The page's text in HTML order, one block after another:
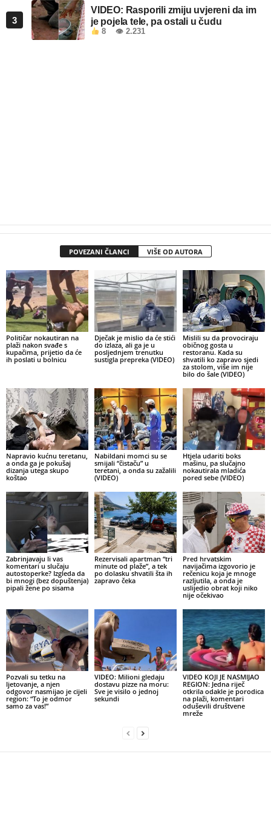
3
VIDEO: Rasporili zmiju uvjereni da im
je pojela tele, pa ostali u čudu
8 👁 2.231
POVEZANI ČLANCI VIŠE OD AUTORA
Političar nokautiran na
plaži nakon svađe s
kupačima, prijetio da će
ih poslati u bolnicu
Dječak je mislio da će stići
do izlaza, ali ga je u
posljednjem trenutku
sustigla prepreka (VIDEO)
Mislili su da provociraju
običnog gosta u
restoranu. Kada su
shvatili ko zapravo sjedi
za stolom, više im nije
bilo do šale (VIDEO)
Napravio kućnu teretanu,
a onda ga je pokušaj
dizanja utega skupo
koštao
Nabildani momci su se
smijali “čistaču” u
teretani, a onda su zažalili
(VIDEO)
Htjela udariti boks
mašinu, pa slučajno
nokautirala mladića
pored sebe (VIDEO)
Zabrinjavaju li vas
komentari u slučaju
autostoperke? Izgleda da
bi mnogi (bez dopuštenja)
pipali žene po sisama
Rezervisali apartman “tri
minute od plaže”, a tek
po dolasku shvatili šta ih
zapravo čeka
Pred hrvatskim
navijačima izgovorio je
rečenicu koja je mnoge
razljutila, a onda je
uslijedio obrat koji niko
nije očekivao
Pozvali su tetku na
ljetovanje, a njen
odgovor nasmijao je cijeli
region: “To je odmor
samo za vas!”
VIDEO: Milioni gledaju
dostavu pizze na moru:
Sve je visilo o jednoj
sekundi
VIDEO KOJI JE NASMIJAO
REGION: Jedna riječ
otkrila odakle je porodica
na plaži, komentari
oduševili društvene
mreže